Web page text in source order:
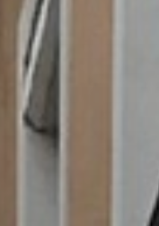
VÁROS
ÉRTÉKTÁRA
VÁROSUNKRÓL
LAKOSSÁGI